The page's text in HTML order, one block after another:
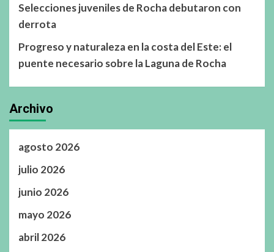
Selecciones juveniles de Rocha debutaron con
derrota
Progreso y naturaleza en la costa del Este: el
puente necesario sobre la Laguna de Rocha
Archivo
agosto 2026
julio 2026
junio 2026
mayo 2026
abril 2026